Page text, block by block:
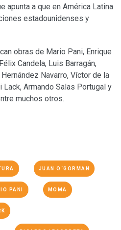
apunta a que en América Latina
estadounidenses y
obras de Mario Pani, Enrique
Candela, Luis Barragán,
Navarro, Víctor de la
Armando Salas Portugal y
muchos otros.
JUAN O´GORMAN
PANI MOMA